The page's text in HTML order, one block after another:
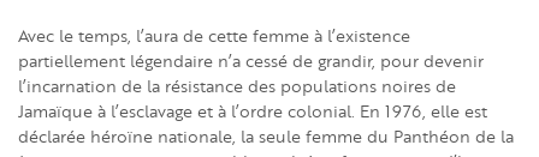
Avec le temps, l’aura de cette femme à l’existence
partiellement légendaire n’a cessé de grandir, pour devenir
l’incarnation de la résistance des populations noires de
Jamaïque à l’esclavage et à l’ordre colonial. En 1976, elle est
déclarée héroïne nationale, la seule femme du Panthéon de la